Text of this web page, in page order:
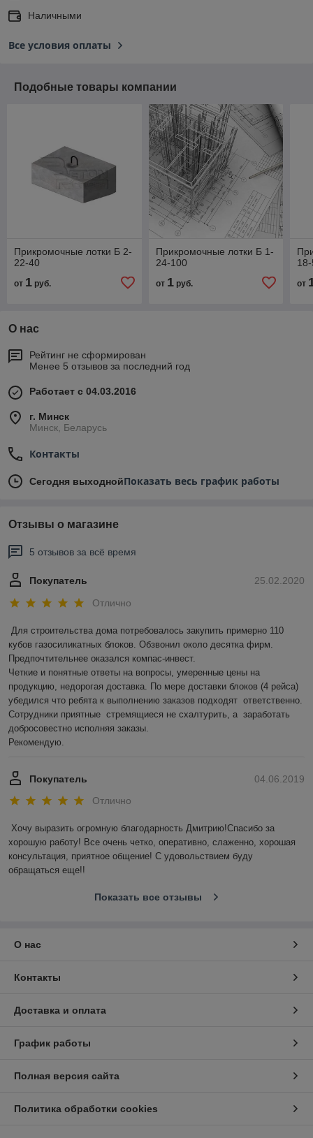
Наличными
Все условия оплаты
Подобные товары компании
Прикромочные лотки Б 2-
22-40
от 1 руб.
Прикромочные лотки Б 1-
24-100
от 1руб. от
О нас
Рейтинг не сформирован
Менее 5 отзывов за последний год
Работает с 04.03.2016
г. Минск
Минск, Беларусь
Контакты
Сегодня выходнойПоказать весь график работы
Отзывы о магазине
5 отзывов за всё время
25.02.2020
Покупатель
Отлично
Для строительства дома потребовалось закупить примерно 110
кубов газосиликатных блоков. Обзвонил около десятка фирм.
Предпочтительнее оказался компас-инвест.
Четкие и понятные ответы на вопросы, умеренные цены на
продукцию, недорогая доставка. По мере доставки блоков (4 рейса)
убедился что ребята к выполнению заказов подходят  ответственно.
Сотрудники приятные  стремящиеся не схалтурить, а  заработать
добросовестно исполняя заказы.
Рекомендую.
04.06.2019
Покупатель
Отлично
Хочу выразить огромную благодарность Дмитрию!Спасибо за
хорошую работу! Все очень четко, оперативно, слаженно, хорошая
консультация, приятное общение! С удовольствием буду
обращаться еще!!
Показать все отзывы
О нас
Контакты
Доставка и оплата
График работы
Полная версия сайта
Политика обработки cookies